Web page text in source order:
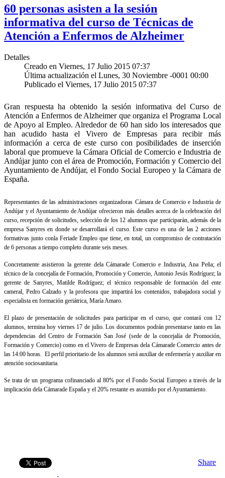
60 personas asisten a la sesión
informativa del curso de Técnicas de
Atención a Enfermos de Alzheimer
Detalles
Creado en Viernes, 17 Julio 2015 07:37
Última actualización el Lunes, 30 Noviembre -0001 00:00
Publicado el Viernes, 17 Julio 2015 07:37
Gran respuesta ha obtenido la sesión informativa del Curso de
Atención a Enfermos de Alzheimer que organiza el Programa Local
de Apoyo al Empleo. Alrededor de 60 han sido los interesados que
han acudido hasta el Vivero de Empresas para recibir más
información a cerca de este curso con posibilidades de inserción
laboral que promueve la Cámara Oficial de Comercio e Industria de
Andújar junto con el área de Promoción, Formación y Comercio del
Ayuntamiento de Andújar, el Fondo Social Europeo y la Cámara de
España.
Representantes de las administraciones organizadoras Cámara de Comercio e Industria de
Andújar y el Ayuntamiento de Andújar ofrecieron más detalles acerca de la celebración del
curso, recepción de solicitudes, selección de los 12 alumnos que participarán, además de la
empresa Sanyres en donde se desarrollará el curso. Este curso es una de las 2 acciones
formativas junto conla Feriade Empleo que tiene, en total, un compromiso de contratación
de 6 personas a tiempo completo durante seis meses.
Concretamente asistieron la gerente dela Cámarade Comercio e Industria, Ana Peña; el
técnico de la concejalía de Formación, Promoción y Comercio, Antonio Jesús Rodríguez; la
gerente de Sanyres, Matilde Rodríguez; el técnico responsable de formación del ente
cameral, Pedro Calzado y la profesora que impartirá los contenidos, trabajadora social y
especialista en formación geriátrica, María Amaro.
El plazo de presentación de solicitudes para participar en el curso, que contará con 12
alumnos, termina hoy viernes 17 de julio. Los documentos podrán presentarse tanto en las
dependencias del Centro de Formación San José (sede de la concejalía de Promoción,
Formación y Comercio) como en el Vivero de Empresas dela Cámarade Comercio antes de
las 14:00 horas. El perfil prioritario de los alumnos será auxiliar de enfermería y auxiliar en
atención sociosanitaria.
Se trata de un programa cofinanciado al 80% por el Fondo Social Europeo a través de la
implicación dela Cámarade España y el 20% restante es asumido por el Ayuntamiento.
Share